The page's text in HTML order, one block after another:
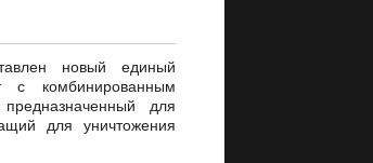
новый единый
с комбинированным
для
для уничтожения